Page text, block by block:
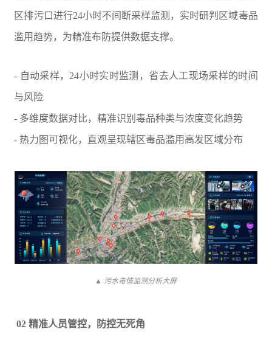
区排污口进行24小时不间断采样监测，实时研判区域毒品
滥用趋势，为精准布防提供数据支撑。
- 自动采样，24小时实时监测，省去人工现场采样的时间
与风险
- 多维度数据对比，精准识别毒品种类与浓度变化趋势
- 热力图可视化，直观呈现辖区毒品滥用高发区域分布
▲ 污水毒情监测分析大屏
02 精准人员管控，防控无死角